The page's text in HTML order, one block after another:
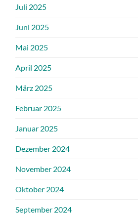
Juli 2025
Juni 2025
Mai 2025
April 2025
März 2025
Februar 2025
Januar 2025
Dezember 2024
November 2024
Oktober 2024
September 2024